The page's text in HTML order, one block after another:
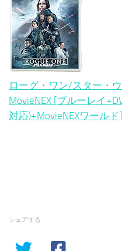
ローグ・ワン/スター・
MovieNEX [ブルーレイ
対応)+MovieNEXワール
シェアする